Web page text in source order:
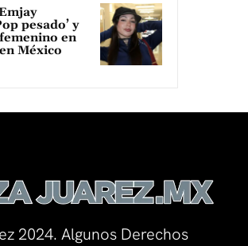
pesado’ y
en
México
2024. Algunos Derechos